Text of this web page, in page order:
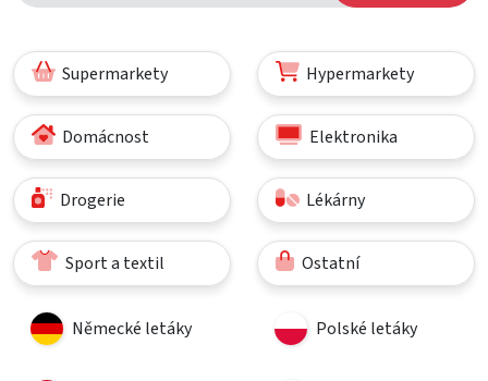
Supermarkety Hypermarkety
Domácnost Elektronika
Drogerie Lékárny
Sport a textil Ostatní
Německé letáky Polské letáky